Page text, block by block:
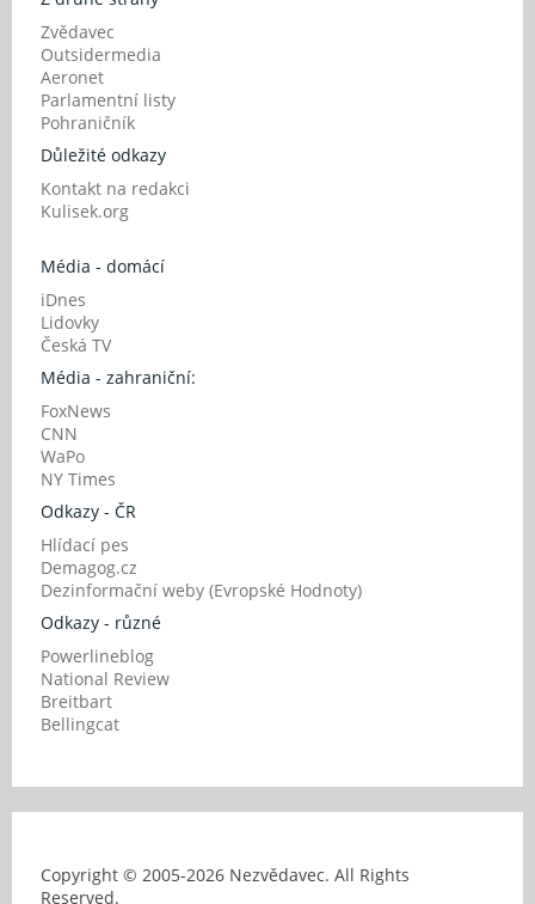
Zvědavec
Outsidermedia
Aeronet
Parlamentní listy
Pohraničník
Důležité odkazy
Kontakt na redakci
Kulisek.org
Média - domácí
iDnes
Lidovky
Česká TV
Média - zahraniční:
FoxNews
CNN
WaPo
NY Times
Odkazy - ČR
Hlídací pes
Demagog.cz
Dezinformační weby (Evropské Hodnoty)
Odkazy - různé
Powerlineblog
National Review
Breitbart
Bellingcat
Copyright © 2005-2026 Nezvědavec. All Rights
Reserved.